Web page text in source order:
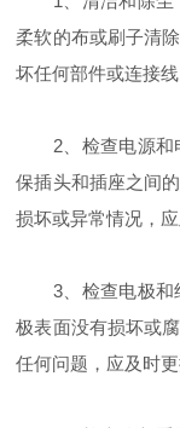
柔软的布或刷子清
坏任何部件或连接线
2、检查电源和
保插头和插座之间
损坏或异常情况，
3、检查电极和
极表面没有损坏或
任何问题，应及时更